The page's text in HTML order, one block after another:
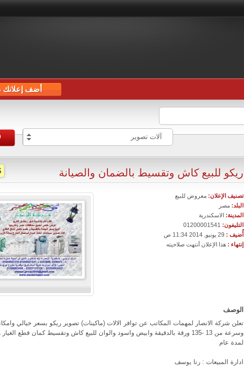
أضف إعلانك
آلات تصوير
ريكو للبيع كاش وتقسيط بالضمان والصيانة
تصنيف الإعلان: معروض للبيع
البلد: مصر
المدينة: الاسكندرية
التليفون:
أٌضيف :
إنتهاء : هذا الإعلان أنتهت صلاحيته
الوصف
تعلن شركة الانصار لمهمات المكاتب عن توافر الالات (ماكينات) تصوير ريكو بسعر خيالي
وسرعة من 13 -135 ورقة بالدقيقة وابيض واسود والوان للبيع كاش وتقسيط كمان قطع
لمدة عام
ادارة المبيعات : رنا يوسف